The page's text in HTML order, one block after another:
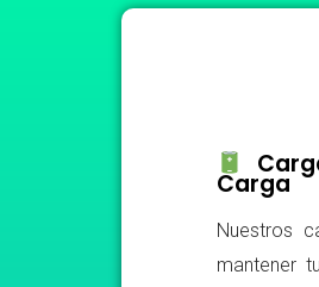
Carga
Nuestros
mantener